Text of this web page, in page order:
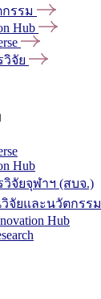
รรม
Hub
จัย
Hub
จัยจุฬาฯ (สบจ.)
จัยและนวัตกรรม
Hub